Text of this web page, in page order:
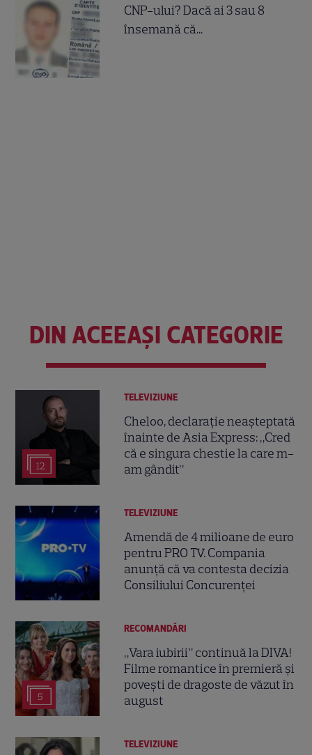
CNP-ului? Dacă ai 3 sau 8
însemană că...
DIN ACEEAȘI CATEGORIE
12
TELEVIZIUNE
Cheloo, declarație neașteptată
înainte de Asia Express: „Cred
că e singura chestie la care m-
am gândit”
TELEVIZIUNE
Amendă de 4 milioane de euro
pentru PRO TV. Compania
anunță că va contesta decizia
Consiliului Concurenței
5
RECOMANDĂRI
„Vara iubirii” continuă la DIVA!
Filme romantice în premieră și
povești de dragoste de văzut în
august
TELEVIZIUNE